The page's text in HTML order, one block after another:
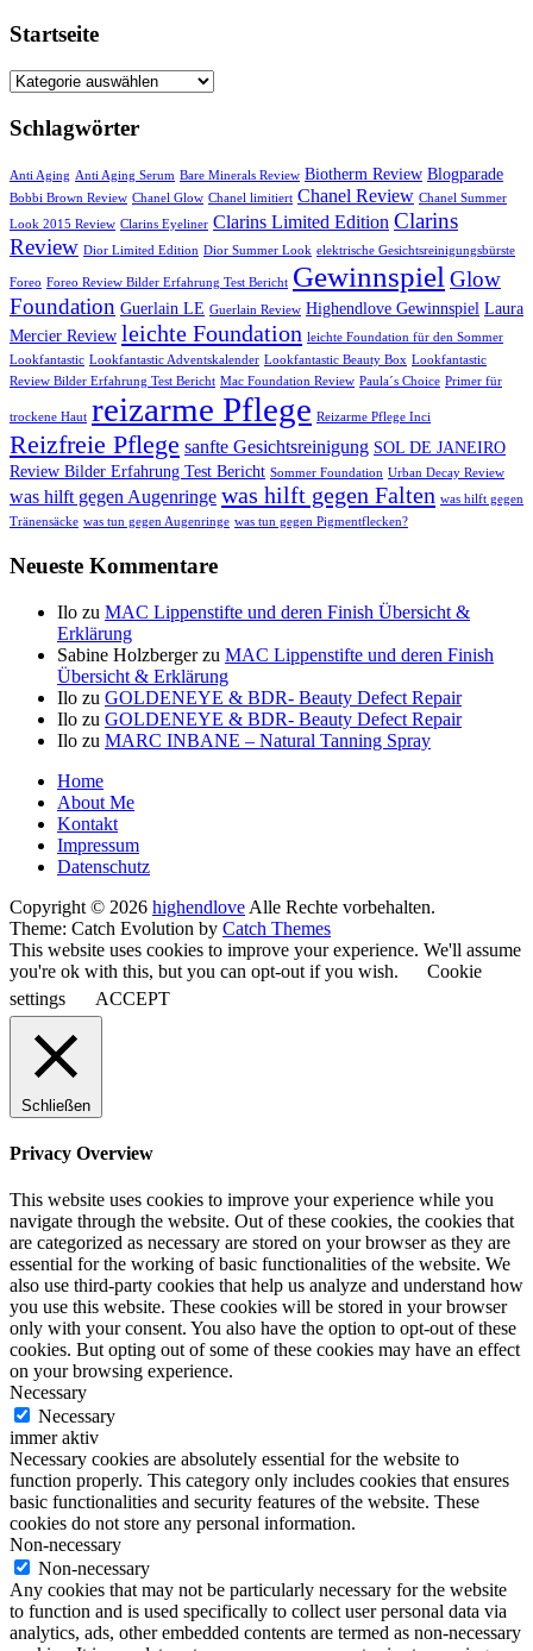
Startseite
Startseite
Schlagwörter
Anti Aging Anti Aging Serum Bare Minerals Review Biotherm Review Blogparade
Bobbi Brown Review Chanel Glow Chanel limitiert Chanel Review Chanel Summer
Look 2015 Review Clarins Eyeliner Clarins Limited Edition Clarins
Review Dior Limited Edition Dior Summer Look elektrische Gesichtsreinigungsbürste
Foreo Foreo Review Bilder Erfahrung Test Bericht GewinnspielGlow
Foundation Guerlain LE Guerlain Review Highendlove Gewinnspiel Laura
Mercier Review leichte Foundation leichte Foundation für den Sommer
Lookfantastic Lookfantastic Adventskalender Lookfantastic Beauty Box Lookfantastic
Review Bilder Erfahrung Test Bericht Mac Foundation Review Paula´s Choice Primer für
trockene Haut reizarme Pflege Reizarme Pflege Inci
Reizfreie Pflege sanfte Gesichtsreinigung SOL DE JANEIRO
Review Bilder Erfahrung Test Bericht Sommer Foundation Urban Decay Review
was hilft gegen Augenringe was hilft gegen Falten was hilft gegen
Tränensäcke was tun gegen Augenringe was tun gegen Pigmentflecken?
Neueste Kommentare
Ilo zu MAC Lippenstifte und deren Finish Übersicht &
Erklärung
Sabine Holzbergerzu MAC Lippenstifte und deren Finish
Übersicht & Erklärung
Ilo zu GOLDENEYE & BDR- Beauty Defect Repair
Ilo zu GOLDENEYE & BDR- Beauty Defect Repair
Ilo zu MARC INBANE – Natural Tanning Spray
Seitenfuß-
Menü
Home
About Me
Kontakt
Impressum
Datenschutz
Copyright © 2026 highendlove Alle Rechte vorbehalten.
Theme: Catch Evolution by Catch Themes
This website uses cookies to improve your experience. We'll assume
you're ok with this, but you can opt-out if you wish.
Cookie
settings
ACCEPT
Schließen
Privacy Overview
This website uses cookies to improve your experience while you
navigate through the website. Out of these cookies, the cookies that
are categorized as necessary are stored on your browser as they are
essential for the working of basic functionalities of the website. We
also use third-party cookies that help us analyze and understand how
you use this website. These cookies will be stored in your browser
only with your consent. You also have the option to opt-out of these
cookies. But opting out of some of these cookies may have an effect
on your browsing experience.
Necessary
Necessary
immer aktiv
Necessary cookies are absolutely essential for the website to
function properly. This category only includes cookies that ensures
basic functionalities and security features of the website. These
cookies do not store any personal information.
Non-necessary
Non-necessary
Any cookies that may not be particularly necessary for the website
to function and is used specifically to collect user personal data via
analytics, ads, other embedded contents are termed as non-necessary